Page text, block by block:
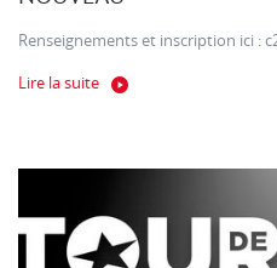
Renseignements et inscription ici :
Lire la suite